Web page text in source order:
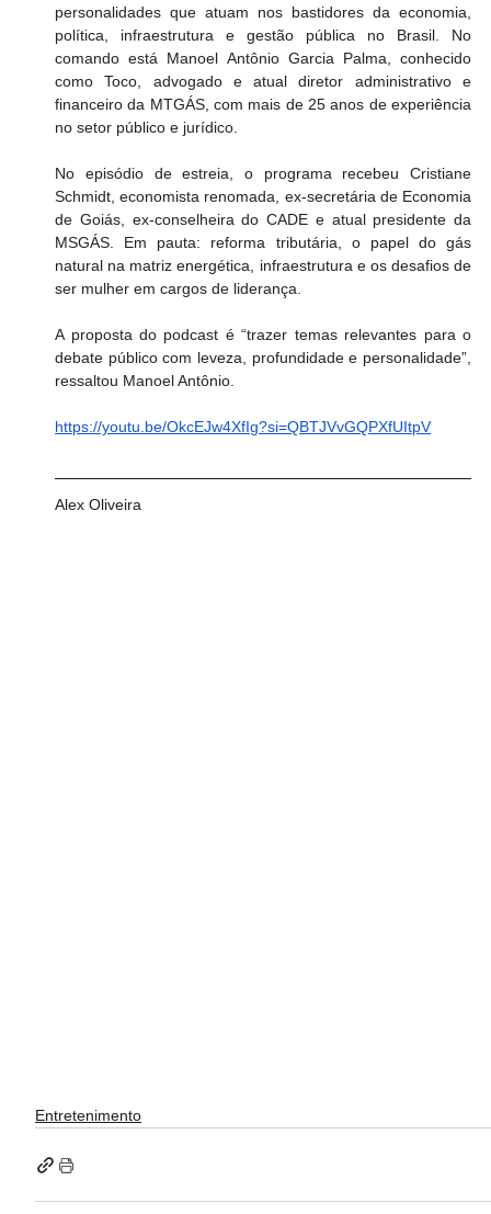
personalidades que atuam nos bastidores da economia,
política, infraestrutura e gestão pública no Brasil. No
comando está Manoel Antônio Garcia Palma, conhecido
como Toco, advogado e atual diretor administrativo e
financeiro da MTGÁS, com mais de 25 anos de experiência
no setor público e jurídico.
No episódio de estreia, o programa recebeu Cristiane
Schmidt, economista renomada, ex-secretária de Economia
de Goiás, ex-conselheira do CADE e atual presidente da
MSGÁS. Em pauta: reforma tributária, o papel do gás
natural na matriz energética, infraestrutura e os desafios de
ser mulher em cargos de liderança.
A proposta do podcast é “trazer temas relevantes para o
debate público com leveza, profundidade e personalidade”,
ressaltou Manoel Antônio.
https://youtu.be/OkcEJw4XfIg?si=QBTJVvGQPXfUItpV
Alex Oliveira
Entretenimento